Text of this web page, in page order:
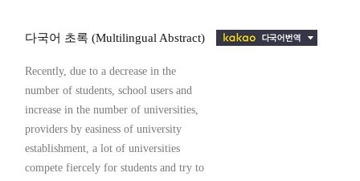
다국어 초록 (Multilingual Abstract)
Recently, due to a decrease in the
number of students, school users and
increase in the number of universities,
providers by easiness of university
establishment, a lot of universities
compete fiercely for students and try to